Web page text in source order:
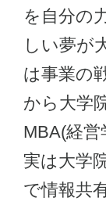
を自分の
しい夢が
は事業の
から大学
MBA(経営
実は大学
で情報共